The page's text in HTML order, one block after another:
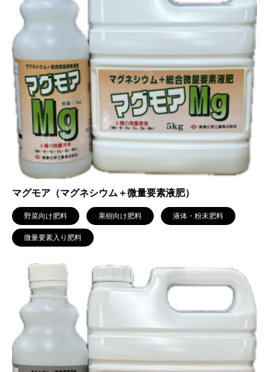
マグモア（マグネシウム＋微量要素液肥）
野菜向け肥料 果樹向け肥料 液体・粉末肥料
微量要素入り肥料